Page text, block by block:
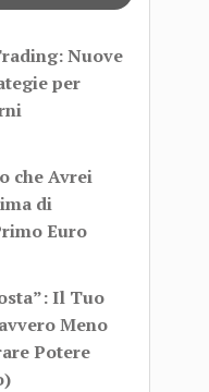
Nuove
per
che Avrei
di
Euro
Il Tuo
Meno
Potere